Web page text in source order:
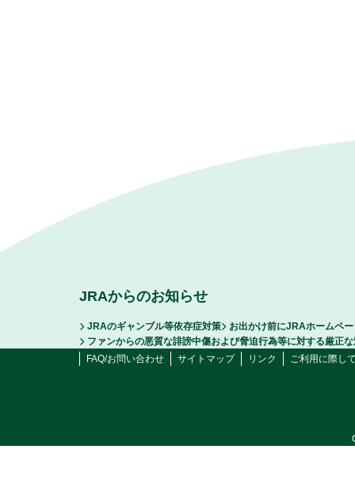
JRAからのお知らせ
JRAのギャンブル等依存症対策
お出かけ前にJRAホームペ
ファンからの悪質な誹謗中傷および脅迫行為等に対する厳正
FAQ/お問い合わせ
サイトマップ リンク ご利用に際し